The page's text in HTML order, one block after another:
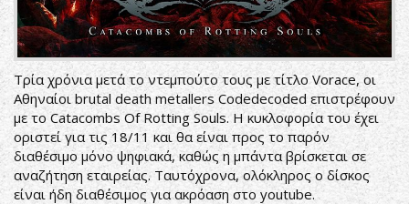
Τρία χρόνια μετά το ντεμπούτο τους με τίτλο Vorace, οι
Αθηναίοι brutal death metallers Codedecoded επιστρέφουν
με το Catacombs Of Rotting Souls. Η κυκλοφορία του έχει
οριστεί για τις 18/11 και θα είναι προς το παρόν
διαθέσιμο μόνο ψηφιακά, καθώς η μπάντα βρίσκεται σε
αναζήτηση εταιρείας. Ταυτόχρονα, ολόκληρος ο δίσκος
είναι ήδη διαθέσιμος για ακρόαση στο youtube.